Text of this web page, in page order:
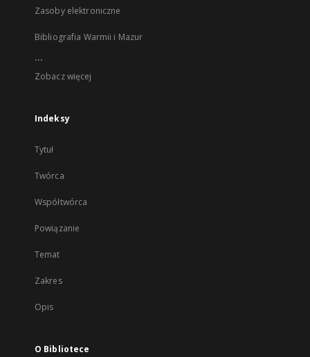
Zasoby elektroniczne
Bibliografia Warmii i Mazur
...
Zobacz więcej
Indeksy
Tytuł
Twórca
Współtwórca
Powiązanie
Temat
Zakres
Opis
O Bibliotece